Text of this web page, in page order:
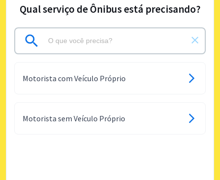
Qual serviço de Ônibus está precisando?
Motorista com Veículo Próprio
Motorista sem Veículo Próprio